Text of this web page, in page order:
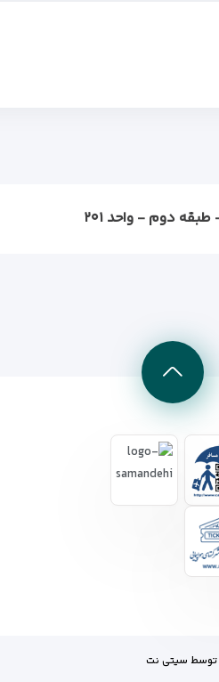
توسط سیتی نت